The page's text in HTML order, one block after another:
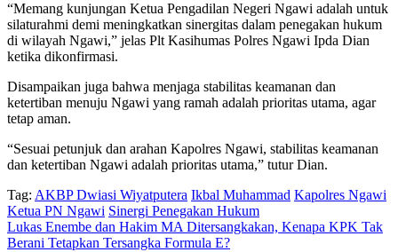
“Memang kunjungan Ketua Pengadilan Negeri Ngawi adalah untuk
silaturahmi demi meningkatkan sinergitas dalam penegakan hukum
di wilayah Ngawi,” jelas Plt Kasihumas Polres Ngawi Ipda Dian
ketika dikonfirmasi.
Disampaikan juga bahwa menjaga stabilitas keamanan dan
ketertiban menuju Ngawi yang ramah adalah prioritas utama, agar
tetap aman.
“Sesuai petunjuk dan arahan Kapolres Ngawi, stabilitas keamanan
dan ketertiban Ngawi adalah prioritas utama,” tutur Dian.
Tag: AKBP Dwiasi Wiyatputera Ikbal Muhammad Kapolres Ngawi
Ketua PN Ngawi Sinergi Penegakan Hukum
Lukas Enembe dan Hakim MA Ditersangkakan, Kenapa KPK Tak
Berani Tetapkan Tersangka Formula E?